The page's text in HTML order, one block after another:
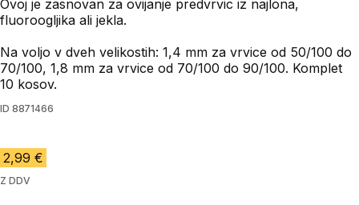
Ovoj je zasnovan za ovijanje predvrvic iz najlona,
fluoroogljika ali jekla.
Na voljo v dveh velikostih: 1,4 mm za vrvice od 50/100 do
70/100, 1,8 mm za vrvice od 70/100 do 90/100. Komplet
10 kosov.
ID 8871466
2,99 €
Z DDV